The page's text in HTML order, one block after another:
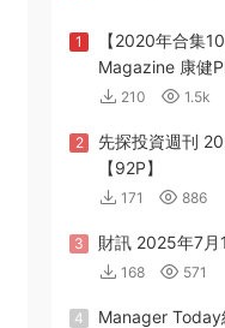
1
【2020年合集
Magazine 康健
210 1.5k
2
先探投資週刊
【92P】
171 886
3 財訊 2025年7月
168 571
4
Manager